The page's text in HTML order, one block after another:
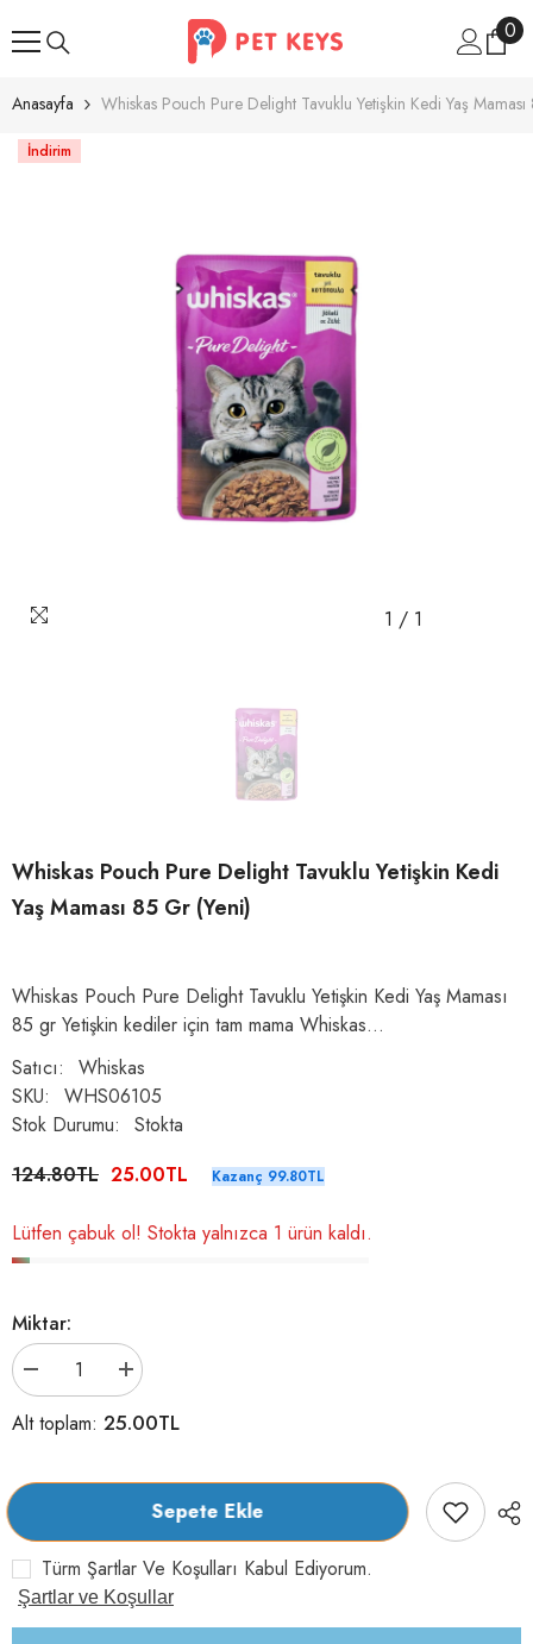
00
Anasayfa Whiskas Pouch Pure Delight Tavuklu Yetişkin Kedi Yaş
İndirim
1 / 1
Whiskas Pouch Pure Delight Tavuklu Yetişkin Kedi
Yaş Maması 85 Gr (Yeni)
Whiskas Pouch Pure Delight Tavuklu Yetişkin Kedi Yaş Maması
85 gr Yetişkin kediler için tam mama Whiskas...
Satıcı:
Whiskas
SKU:
WHS06105
Stok Durumu:
Stokta
124.80TL 25.00TL Kazanç 99.80TL
Lütfen çabuk ol! Stokta yalnızca 1 ürün kaldı.
Miktar:
Whiskas
Pouch
Pure
Delight
Kedi
85
gr
(Yeni)
için
adeti
azaltın
Whiskas
Pouch
Pure
Delight
Kedi
Maması
85
(Yeni)
için
adeti
artırın
Alt toplam: 25.00TL
Sepete Ekle
Türm Şartlar Ve Koşulları Kabul Ediyorum.
Şartlar ve Koşullar